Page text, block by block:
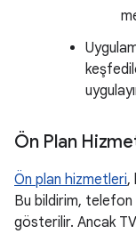
Ön Plan
Ön plan hizmetleri,
Bu bildirim,
gösterilir. Ancak